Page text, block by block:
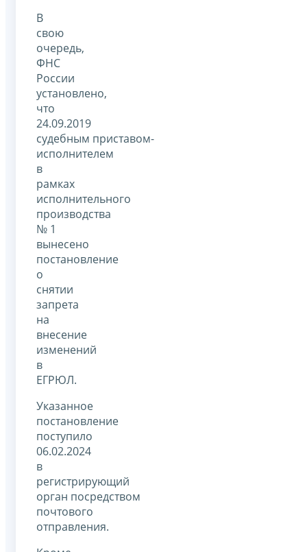
В
свою
очередь,
ФНС
России
установлено,
что
24.09.2019
судебным приставом-
исполнителем
в
рамках
исполнительного
производства
№ 1
вынесено
постановление
о
снятии
запрета
на
внесение
изменений
в
ЕГРЮЛ.
Указанное
постановление
поступило
06.02.2024
в
регистрирующий
орган посредством
почтового
отправления.